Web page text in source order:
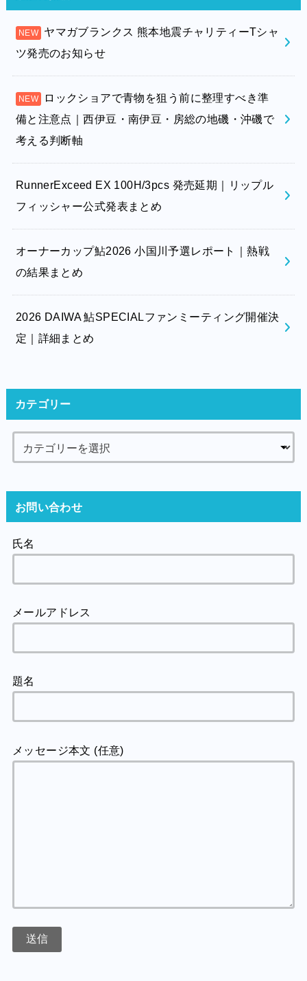
ヤマガブランクス 熊本地震チャリティーTシャ
ツ発売のお知らせ
ロックショアで青物を狙う前に整理すべき準
備と注意点｜西伊豆・南伊豆・房総の地磯・沖磯で
考える判断軸
RunnerExceed EX 100H/3pcs 発売延期｜リップル
フィッシャー公式発表まとめ
オーナーカップ鮎2026 小国川予選レポート｜熱戦
の結果まとめ
2026 DAIWA 鮎SPECIALファンミーティング開催決
定｜詳細まとめ
カテゴリー
お問い合わせ
氏名
メールアドレス
題名
メッセージ本文 (任意)